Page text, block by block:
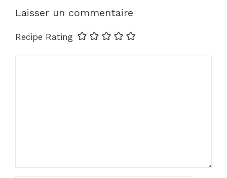
Laisser un commentaire
Recipe Rating